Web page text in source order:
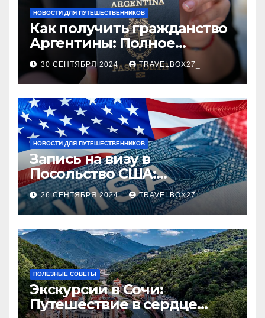
НОВОСТИ ДЛЯ ПУТЕШЕСТВЕННИКОВ
Как получить гражданство
Аргентины: Полное
руководство
30 СЕНТЯБРЯ 2024 TRAVELBOX27_
НОВОСТИ ДЛЯ ПУТЕШЕСТВЕННИКОВ
Запись на визу в
Посольство США:
Пошаговое руководство
26 СЕНТЯБРЯ 2024 TRAVELBOX27_
ПОЛЕЗНЫЕ СОВЕТЫ
Экскурсии в Сочи:
Путешествие в сердце